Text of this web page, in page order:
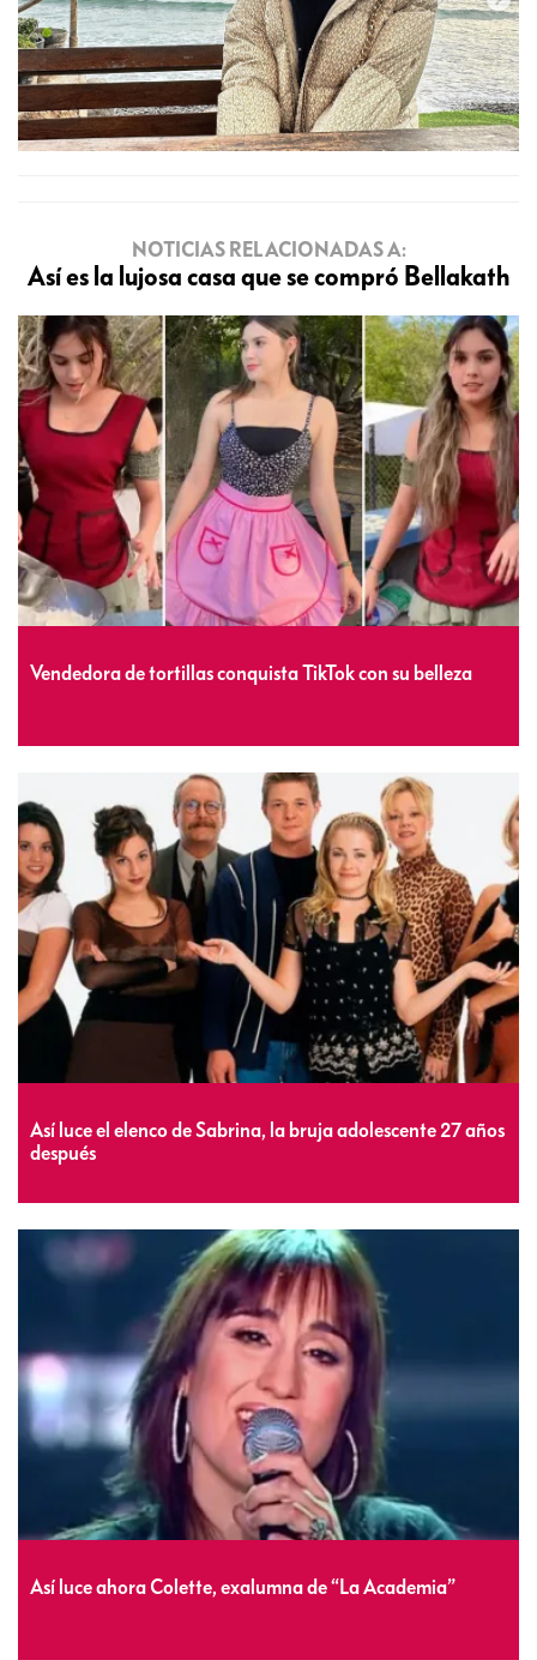
NOTICIAS RELACIONADAS A:
Así es la lujosa casa que se compró Bellakath
Vendedora de tortillas conquista TikTok con su belleza
Así luce el elenco de Sabrina, la bruja adolescente 27 años
después
Así luce ahora Colette, exalumna de “La Academia”